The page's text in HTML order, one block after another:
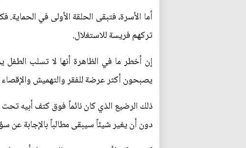
أما الأسرة، فتبقى الحلقة الأولى في
تركهم فريسة للاستغلال.
إن أخطر ما في الظاهرة أنها لا تسلب الطفل
يصبحون أكثر عرضة للفقر والتهميش
ذلك الرضيع الذي كان نائماً فوق كتف أبيه
دون أن يغير شيئاً سيبقى مطالباً بالإجابة عن